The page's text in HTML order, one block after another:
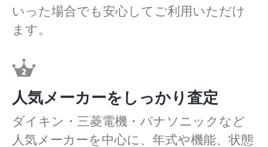
いった場合でも安心してご利用いただけ
ます。
人気メーカーをしっかり査定
ダイキン・三菱電機・パナソニックなど
人気メーカーを中心に、年式や機能、状態